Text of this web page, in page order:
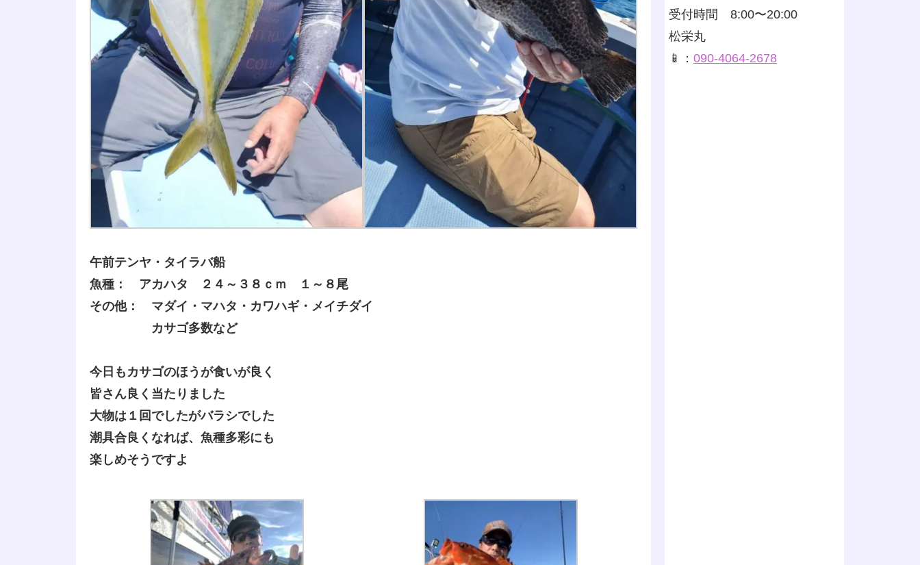
午前テンヤ・タイラバ船
魚種： アカハタ ２４～３８ｃｍ １～８尾
その他： マダイ・マハタ・カワハギ・メイチダイ
カサゴ多数など
今日もカサゴのほうが食いが良く
皆さん良く当たりました
大物は１回でしたがバラシでした
潮具合良くなれば、魚種多彩にも
楽しめそうですよ
受付時間 8:00〜20:00
松栄丸
📱： 090-4064-2678